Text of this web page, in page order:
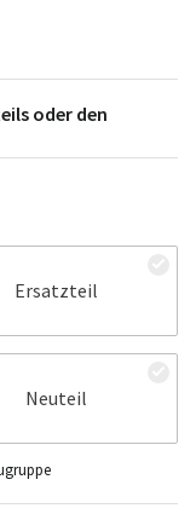
oder den
Ersatzteil
Neuteil